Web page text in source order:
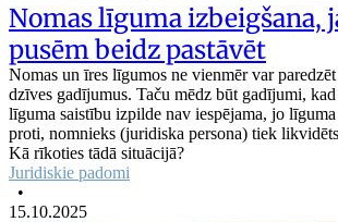
Nomas līguma izbeigšana,
pusēm beidz pastāvēt
Nomas un īres līgumos ne vienmēr var
dzīves gadījumus. Taču mēdz būt gadījumi,
līguma saistību izpilde nav iespējama, jo līguma
proti, nomnieks (juridiska persona) tiek
Kā rīkoties tādā situācijā?
Juridiskie padomi
•
15.10.2025